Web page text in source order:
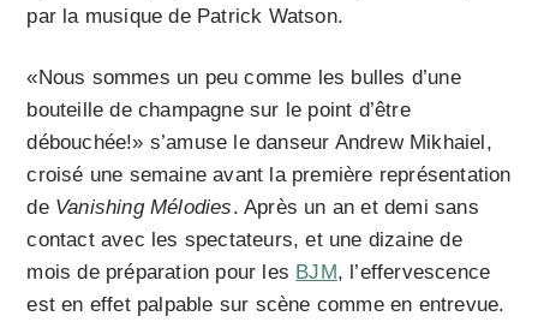
par la musique de Patrick Watson.
«Nous sommes un peu comme les bulles d’une
bouteille de champagne sur le point d’être
débouchée!» s’amuse le danseur Andrew Mikhaiel,
croisé une semaine avant la première représentation
de Vanishing Mélodies. Après un an et demi sans
contact avec les spectateurs, et une dizaine de
mois de préparation pour les BJM, l’effervescence
est en effet palpable sur scène comme en entrevue.